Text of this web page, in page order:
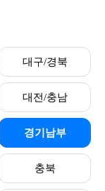
대구/경북
대전/충남
경기남부
충북